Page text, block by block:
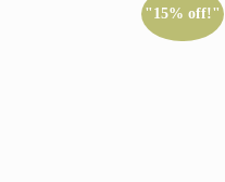
"15% off!"